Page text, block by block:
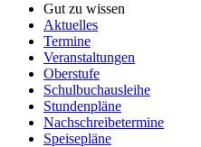
Gut zu wissen
Aktuelles
Termine
Veranstaltungen
Oberstufe
Schulbuchausleihe
Stundenpläne
Nachschreibetermine
Speisepläne